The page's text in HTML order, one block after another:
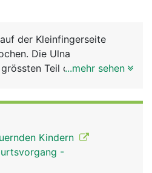
der Kleinfingerseite
Die Ulna
Teil des...mehr sehen
Kindern
-